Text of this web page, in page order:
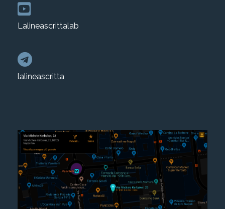
Lalineascrittalab
lalineascritta